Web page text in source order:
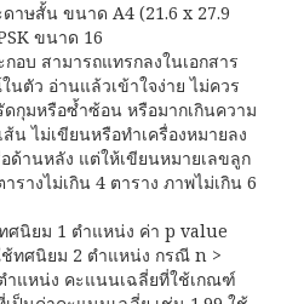
าษสั้น ขนาด A4 (21.6 x 27.9
ขนาด 16
อบ สามารถแทรกลงในเอกสาร
ตัว อ่านแล้วเข้าใจง่าย ไม่ควร
กุมหรือซ้ำซ้อน หรือมากเกินความ
น ไม่เขียนหรือทำเครื่องหมายลง
านหลัง แต่ให้เขียนหมายเลขลูก
างไม่เกิน 4 ตาราง ภาพไม่เกิน 6
ศนิยม 1 ตำแหน่ง ค่า p value
ทศนิยม 2 ตำแหน่ง กรณี n >
ำแหน่ง คะแนนเฉลี่ยที่ใช้เกณฑ์